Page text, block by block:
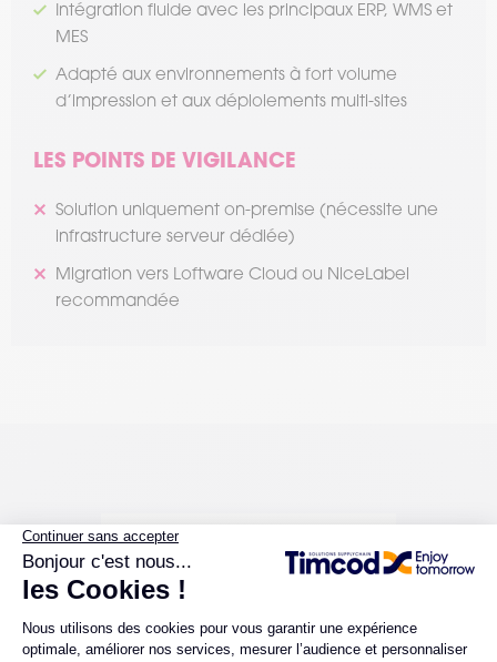
Intégration fluide avec les principaux ERP, WMS et
MES
Adapté aux environnements à fort volume
d’impression et aux déploiements multi-sites
LES POINTS DE VIGILANCE
Solution uniquement on-premise (nécessite une
infrastructure serveur dédiée)
Migration vers Loftware Cloud ou NiceLabel
recommandée